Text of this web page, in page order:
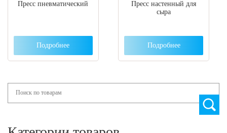
Пресс пневматический
Подробнее
Пресс настенный для
сыра
Подробнее